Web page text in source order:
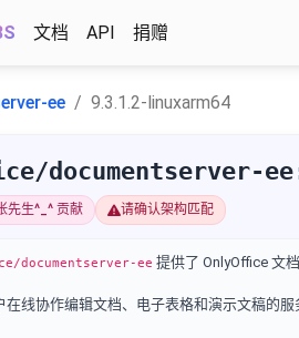
文档 API 捐赠
ee 9.3.1.2-linuxarm64
documentserver-
先生^_^ 贡献 请确认架构匹配
documentserver-ee 提供了 OnlyOffice 文
线协作编辑文档、电子表格和演示文稿的